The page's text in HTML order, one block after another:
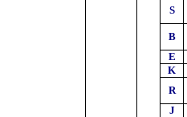
S
B
E
K
R
J